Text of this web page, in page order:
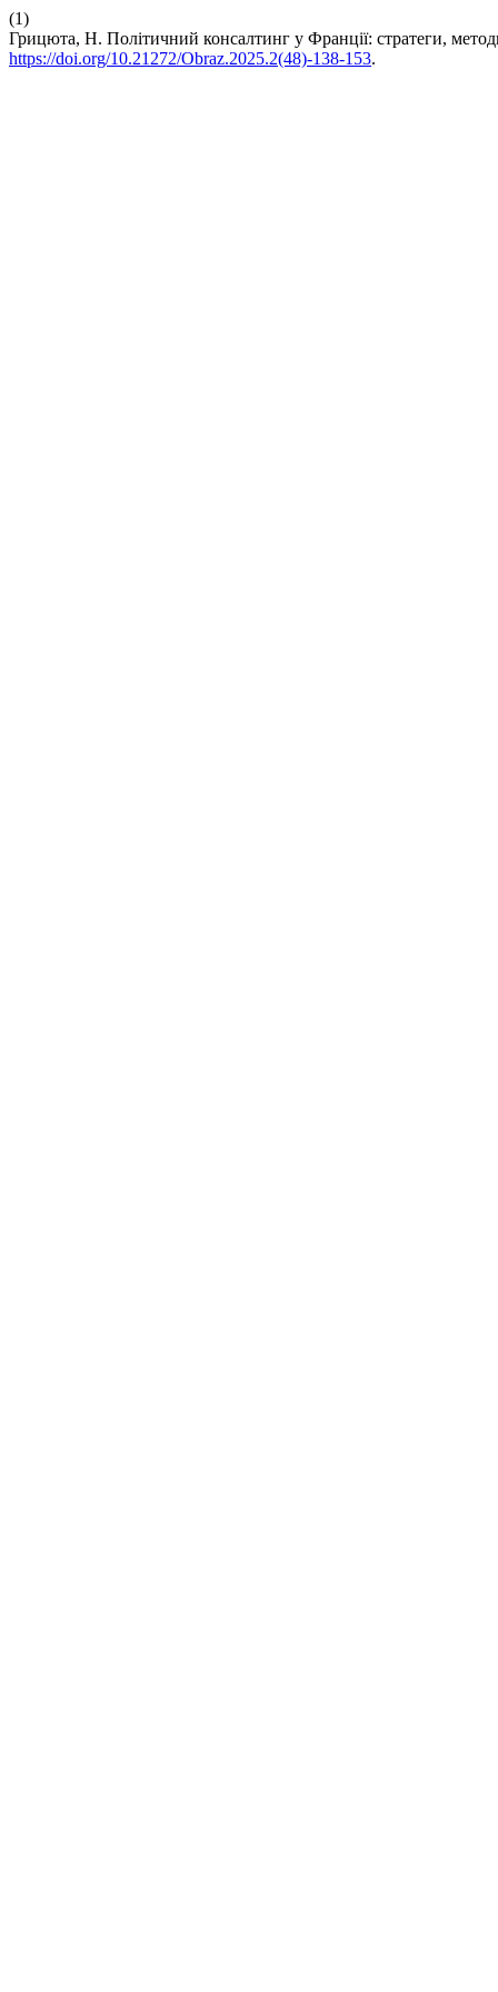
(1)
Грицюта, Н. Політичний консалтинг у Франції: стратеги,
https://doi.org/10.21272/Obraz.2025.2(48)-138-153.